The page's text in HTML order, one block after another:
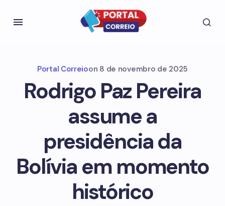
Portal Correioon 8 de novembro de 2025
Rodrigo Paz Pereira
assume a
presidência da
Bolívia em momento
histórico